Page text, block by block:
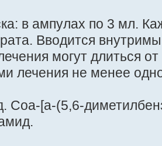
в ампулах по 3 мл.
Вводится
могут длиться
лечения не менее
Соа-[а-(5,6-